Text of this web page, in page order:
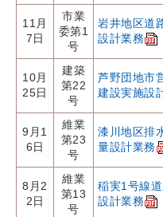
11月
7日
市業
委第1
号
岩井地区道
設計業務
10月
25日
建築
第22
号
芦野団地市
建設実施設
9月1
6日
維業
第23
号
漆川地区排
量設計業務
8月2
2日
維業
第13
号
稲実1号線
設計業務